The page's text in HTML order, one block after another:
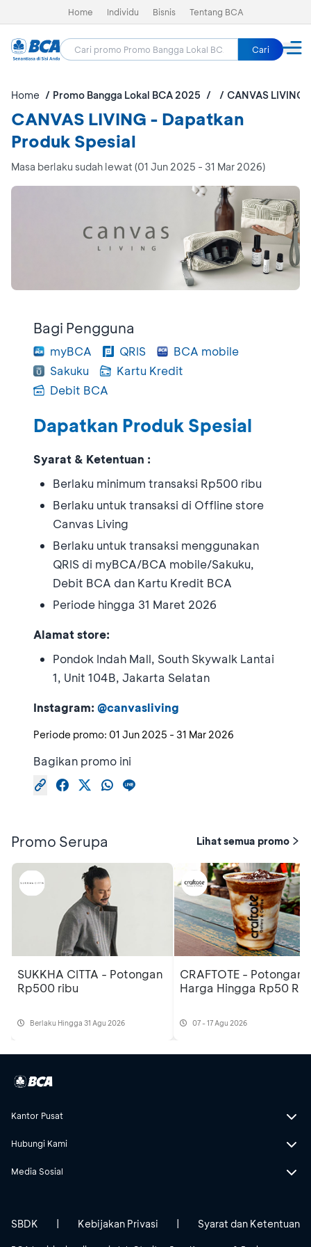
Home Individu Bisnis Tentang BCA
Cari
Home Promo Bangga Lokal BCA 2025 CANVAS LIVING
CANVAS LIVING - Dapatkan
Produk Spesial
Masa berlaku sudah lewat (01 Jun 2025 - 31 Mar 2026)
Bagi Pengguna
myBCA QRIS
BCA mobile
Sakuku
Kartu Kredit
Debit BCA
Dapatkan Produk Spesial
Syarat & Ketentuan :
Berlaku minimum transaksi Rp500 ribu
Berlaku untuk transaksi di Offline store
Canvas Living
Berlaku untuk transaksi menggunakan
QRIS di myBCA/BCA mobile/Sakuku,
Debit BCA dan Kartu Kredit BCA
Periode hingga 31 Maret 2026
Alamat store:
Pondok Indah Mall, South Skywalk Lantai
1, Unit 104B, Jakarta Selatan
Instagram: @canvasliving
Periode promo: 01 Jun 2025 - 31 Mar 2026
Bagikan promo ini
Promo Serupa Lihat semua promo
SUKKHA CITTA - Potongan
Rp500 ribu
Berlaku Hingga 31 Agu 2026
CRAFTOTE - Potongan
Harga Hingga Rp50
07 - 17 Agu 2026
Kantor Pusat
Hubungi Kami
Media Sosial
SBDK | Kebijakan Privasi | Syarat dan Ketentuan